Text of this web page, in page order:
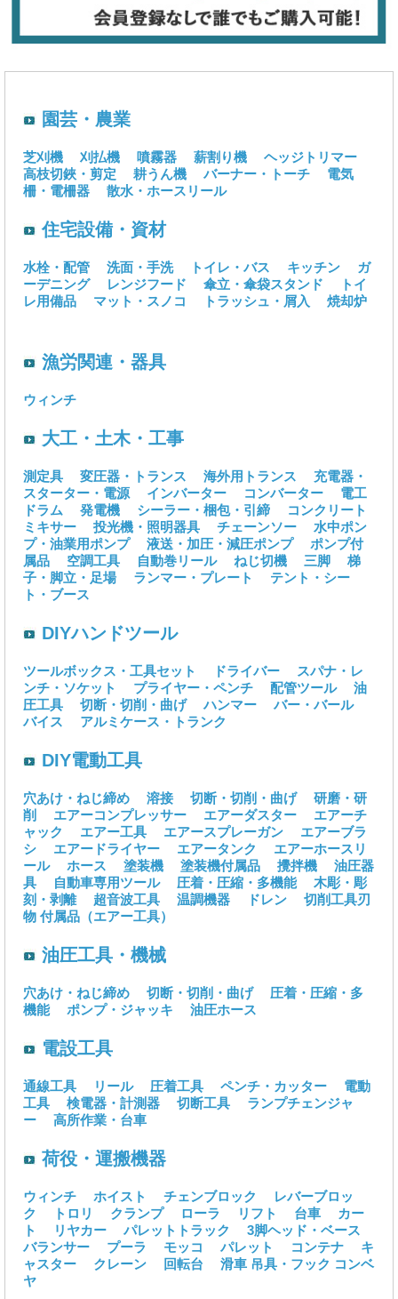
園芸・農業
芝刈機 刈払機 噴霧器 薪割り機
ヘッジトリマー
高枝切鋏・剪定
耕うん機 バーナー・トーチ
電気
柵・電柵器
散水・ホースリール
住宅設備・資材
水栓・配管 洗面・手洗 トイレ・バス キッチン
ガ
ーデニング
レンジフード 傘立・傘袋スタンド
トイ
レ用備品
マット・スノコ トラッシュ・屑入 焼却炉
漁労関連・器具
ウィンチ
大工・土木・工事
測定具 変圧器・トランス 海外用トランス
充電器・
スターター・電源
インバーター コンバーター
電工
ドラム
発電機 シーラー・梱包・引締
コンクリート
ミキサー
投光機・照明器具 チェーンソー
水中ポン
プ・油業用ポンプ
液送・加圧・減圧ポンプ
ポンプ付
属品
空調工具 自動巻リール ねじ切機 三脚
梯
子・脚立・足場
ランマー・プレート
テント・シー
ト・ブース
DIYハンドツール
ツールボックス・工具セット ドライバー
スパナ・レ
ンチ・ソケット
プライヤー・ペンチ 配管ツール
油
圧工具
切断・切削・曲げ ハンマー
バー・バール
バイス
アルミケース・トランク
DIY電動工具
穴あけ・ねじ締め 溶接 切断・切削・曲げ
研磨・研
削
エアーコンプレッサー エアーダスター
エアーチ
ャック
エアー工具 エアースプレーガン
エアーブラ
シ
エアードライヤー エアータンク
エアーホースリ
ール
ホース 塗装機 塗装機付属品 攪拌機
油圧器
具
自動車専用ツール 圧着・圧縮・多機能
木彫・彫
刻・剥離
超音波工具 温調機器 ドレン
切削工具刃
物 付属品（エアー工具）
油圧工具・機械
穴あけ・ねじ締め 切断・切削・曲げ
圧着・圧縮・多
機能
ポンプ・ジャッキ 油圧ホース
電設工具
通線工具 リール 圧着工具 ペンチ・カッター
電動
工具
検電器・計測器 切断工具
ランプチェンジャ
ー
高所作業・台車
荷役・運搬機器
ウィンチ ホイスト チェンブロック
レバーブロッ
ク
トロリ クランプ ローラ リフト 台車
カー
ト
リヤカー パレットトラック
3脚ヘッド・ベース
バランサー
プーラ モッコ パレット コンテナ
キ
ャスター
クレーン 回転台 滑車 吊具・フック コンベ
ヤ